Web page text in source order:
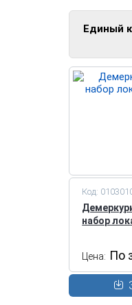
Единый
Код:
набор
Цена: По